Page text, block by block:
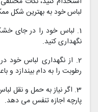
لباس خود به بهترین شکل
1. لباس خود را در جای
نگهداری کنید.
2. از نگهداری لباس خود
رطوبت را به دام بیندازد و
3. اگر نیاز به حمل و نقل
پارچه اجازه تنفس می دهد.